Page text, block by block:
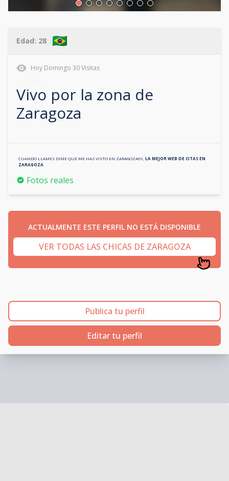
Edad: 28
Hoy Domingo 30Visitas
Vivo por la zona de
Zaragoza
CUANDO LLAMES DIME QUE ME HAS VISTO EN ZARAGOZA69,LA MEJOR WEB DE CITAS EN
ZARAGOZA
Fotos reales
ACTUALMENTE ESTE PERFIL NO ESTÁ DISPONIBLE
VER TODAS LAS CHICAS DE ZARAGOZA
Publica tu perfil
Editar tu perfil